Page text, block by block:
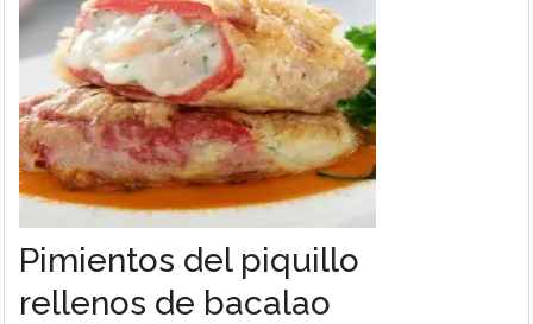
Pimientos del piquillo
rellenos de bacalao